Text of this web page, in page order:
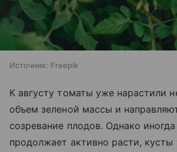
Источник: Freepik
К августу томаты уже нарастили
объем зеленой массы и
созревание плодов. Однако
продолжает активно расти, кусты